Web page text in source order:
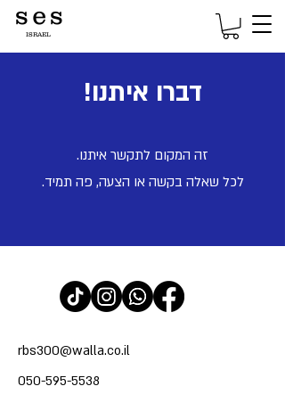
s e s
ISRAEL
דברו איתנו!
זה המקום לתקשר איתנו.
לכל שאלה בקשה או הצעה, פה תמיד.
rbs300@walla.co.il
050-595-5538